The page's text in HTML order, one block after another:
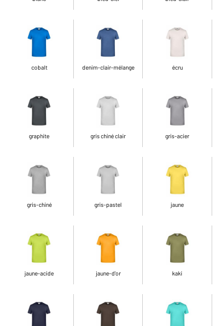
cobalt denim-clair-mélange écru
graphite gris chiné clair gris-acier
gris-chiné gris-pastel jaune
jaune-acide jaune-d'or kaki